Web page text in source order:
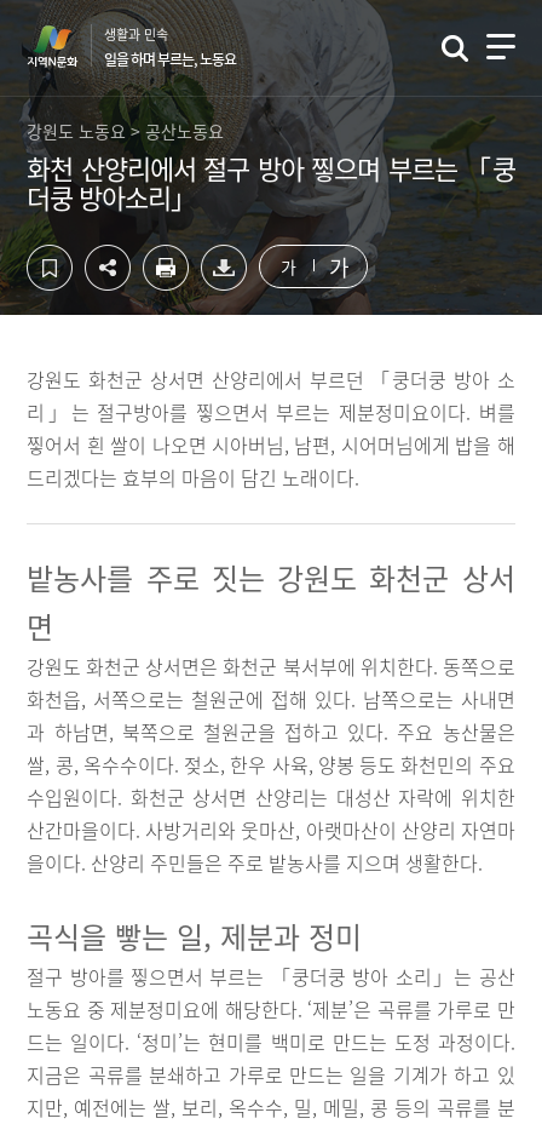
영
기
역
생활과 민속
일을 하며 부르는, 노동요
강원도 노동요 > 공산노동요
화천 산양리에서 절구 방아 찧으며 부르는 「쿵
더쿵 방아소리」
가 가
강원도 화천군 상서면 산양리에서 부르던 「쿵더쿵 방아 소
리」는 절구방아를 찧으면서 부르는 제분정미요이다. 벼를
찧어서 흰 쌀이 나오면 시아버님, 남편, 시어머님에게 밥을 해
드리겠다는 효부의 마음이 담긴 노래이다.
밭농사를 주로 짓는 강원도 화천군 상서
면
강원도 화천군 상서면은 화천군 북서부에 위치한다. 동쪽으로
화천읍, 서쪽으로는 철원군에 접해 있다. 남쪽으로는 사내면
과 하남면, 북쪽으로 철원군을 접하고 있다. 주요 농산물은
쌀, 콩, 옥수수이다. 젖소, 한우 사육, 양봉 등도 화천민의 주요
수입원이다. 화천군 상서면 산양리는 대성산 자락에 위치한
산간마을이다. 사방거리와 웃마산, 아랫마산이 산양리 자연마
을이다. 산양리 주민들은 주로 밭농사를 지으며 생활한다.
곡식을 빻는 일, 제분과 정미
절구 방아를 찧으면서 부르는 「쿵더쿵 방아 소리」는 공산
노동요 중 제분정미요에 해당한다. ‘제분’은 곡류를 가루로 만
드는 일이다. ‘정미’는 현미를 백미로 만드는 도정 과정이다.
지금은 곡류를 분쇄하고 가루로 만드는 일을 기계가 하고 있
지만, 예전에는 쌀, 보리, 옥수수, 밀, 메밀, 콩 등의 곡류를 분